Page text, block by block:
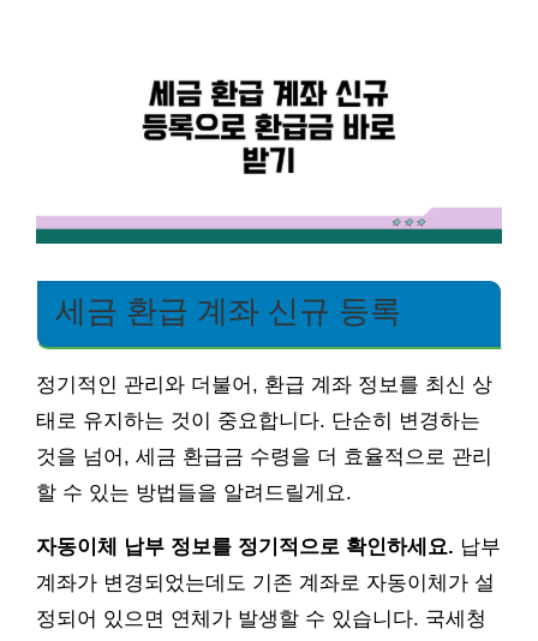
세금 환급 계좌 신규 등록
정기적인 관리와 더불어, 환급 계좌 정보를 최신 상
태로 유지하는 것이 중요합니다. 단순히 변경하는
것을 넘어, 세금 환급금 수령을 더 효율적으로 관리
할 수 있는 방법들을 알려드릴게요.
자동이체 납부 정보를 정기적으로 확인하세요. 납부
계좌가 변경되었는데도 기존 계좌로 자동이체가 설
정되어 있으면 연체가 발생할 수 있습니다. 국세청